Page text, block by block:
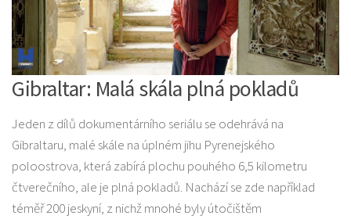
Gibraltar: Malá skála plná pokladů
Jeden z dílů dokumentárního seriálu se odehrává na
Gibraltaru, malé skále na úplném jihu Pyrenejského
poloostrova, která zabírá plochu pouhého 6,5 kilometru
čtverečního, ale je plná pokladů. Nachází se zde například
téměř 200 jeskyní, z nichž mnohé byly útočištěm